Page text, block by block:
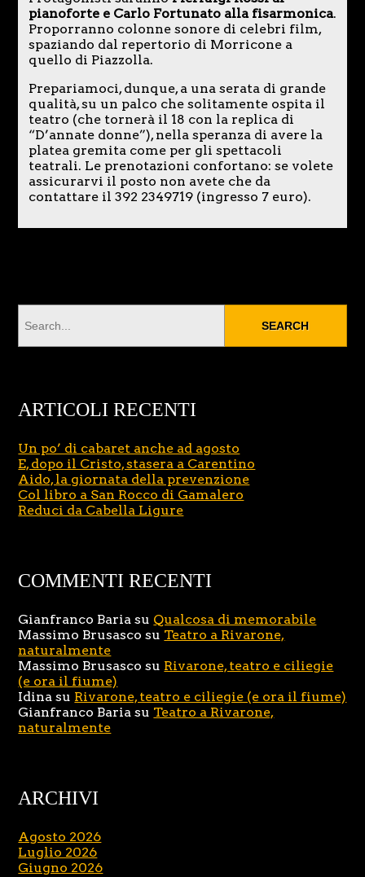
pianoforte e Carlo Fortunato alla fisarmonica.
Proporranno colonne sonore di celebri film,
spaziando dal repertorio di Morricone a
quello di Piazzolla.
Prepariamoci, dunque, a una serata di grande
qualità, su un palco che solitamente ospita il
teatro (che tornerà il 18 con la replica di
“D’annate donne”), nella speranza di avere la
platea gremita come per gli spettacoli
teatrali. Le prenotazioni confortano: se volete
assicurarvi il posto non avete che da
contattare il 392 2349719 (ingresso 7 euro).
ARTICOLI RECENTI
Un po’ di cabaret anche ad agosto
E, dopo il Cristo, stasera a Carentino
Aido, la giornata della prevenzione
Col libro a San Rocco di Gamalero
Reduci da Cabella Ligure
COMMENTI RECENTI
Gianfranco Baria su Qualcosa di memorabile
Massimo Brusasco su Teatro a Rivarone,
naturalmente
Massimo Brusasco su Rivarone, teatro e ciliegie
(e ora il fiume)
Idina su Rivarone, teatro e ciliegie (e ora il fiume)
Gianfranco Baria su Teatro a Rivarone,
naturalmente
ARCHIVI
Agosto 2026
Luglio 2026
Giugno 2026